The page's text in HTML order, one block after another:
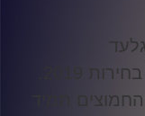
2019
תמיד